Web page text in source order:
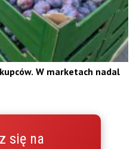
W marketach nadal
się na